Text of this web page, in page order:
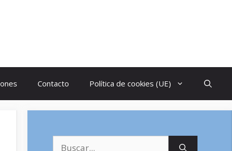
Contacto Política de cookies (UE)